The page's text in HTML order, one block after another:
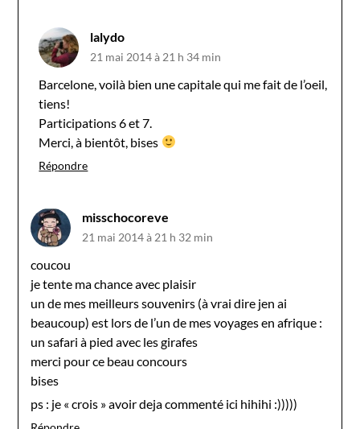
lalydo
21 mai 2014 à 21 h 34 min
Barcelone, voilà bien une capitale qui me fait de l’oeil,
tiens!
Participations 6 et 7.
Merci, à bientôt, bises
Répondre
misschocoreve
21 mai 2014 à 21 h 32 min
coucou
je tente ma chance avec plaisir
un de mes meilleurs souvenirs (à vrai dire jen ai
beaucoup) est lors de l’un de mes voyages en afrique :
un safari à pied avec les girafes
merci pour ce beau concours
bises
ps : je « crois » avoir deja commenté ici hihihi :)))))